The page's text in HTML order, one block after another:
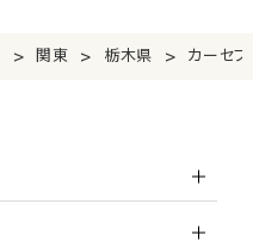
> 関東 > 栃木県 > カーセ